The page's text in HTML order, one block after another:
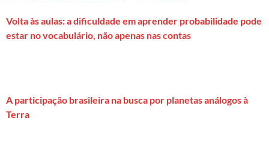
Volta às aulas: a dificuldade em aprender probabilidade pode
estar no vocabulário, não apenas nas contas
A participação brasileira na busca por planetas análogos à
Terra